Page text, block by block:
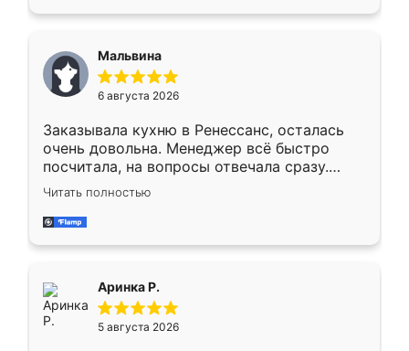
меньше, здесь же он более разнообразный.
Мне нравится ,если что-то потребуется из
мебели буду заказывать только здесь.
Мальвина
6 августа 2026
Заказывала кухню в Ренессанс, осталась
очень довольна. Менеджер всё быстро
посчитала, на вопросы отвечала сразу.
Замерщик приехал в субботу, подошёл к
делу со всей ответственностью. Собрали
за день, ребята работали аккуратно, даже
Читать полностью
Аринка Р.
5 августа 2026